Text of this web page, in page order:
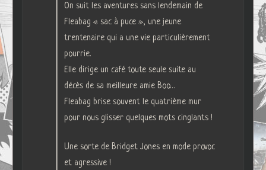
On suit les aventures sans lendemain de
Fleabag « sac à puce », une jeune
trentenaire qui a une vie particulièrement
pourrie.
Elle dirige un café toute seule suite au
décès de sa meilleure amie Boo…
Fleabag brise souvent le quatrième mur
pour nous glisser quelques mots cinglants !
Une sorte de Bridget Jones en mode provoc
et agressive !